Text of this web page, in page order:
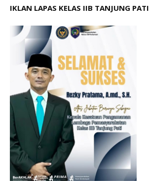
IKLAN LAPAS KELAS IIB TANJUNG PATI